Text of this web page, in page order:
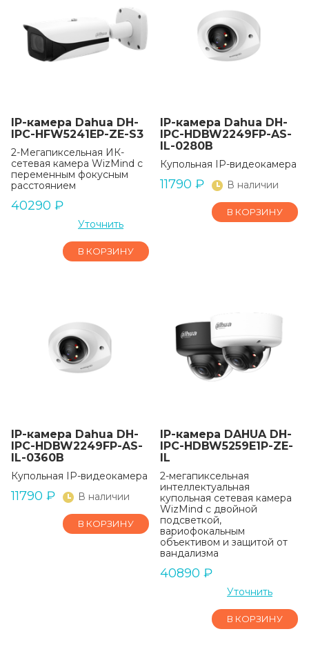
IP-камера Dahua DH-
IPC-HFW5241EP-ZE-S3
2-Мегапиксельная ИК-
сетевая камера WizMind с
переменным фокусным
расстоянием
40290 ₽
Уточнить
В КОРЗИНУ
IP-камера Dahua DH-
IPC-HDBW2249FP-AS-
IL-0280B
Купольная IP-видеокамера
11790 ₽ В наличии
В КОРЗИНУ
IP-камера Dahua DH-
IPC-HDBW2249FP-AS-
IL-0360B
Купольная IP-видеокамера
11790 ₽ В наличии
В КОРЗИНУ
IP-камера DAHUA DH-
IPC-HDBW5259E1P-ZE-
IL
2-мегапиксельная
интеллектуальная
купольная сетевая камера
WizMind с двойной
подсветкой,
вариофокальным
объективом и защитой от
вандализма
40890 ₽
Уточнить
В КОРЗИНУ